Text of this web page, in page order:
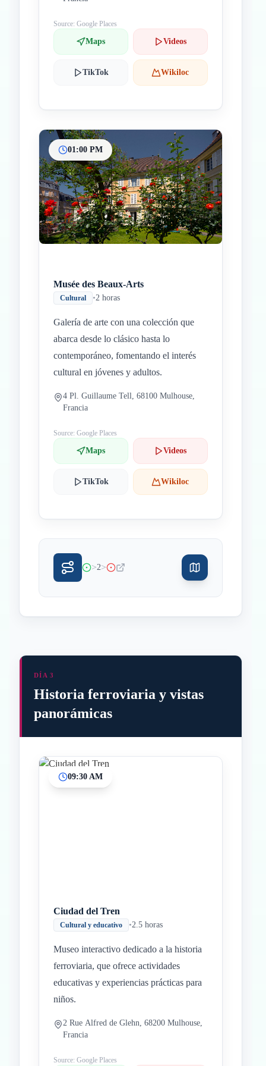
Source: Google Places
Maps Videos
TikTok Wikiloc
01:00 PM
Musée des Beaux-Arts
Cultural •2 horas
Galería de arte con una colección que
abarca desde lo clásico hasta lo
contemporáneo, fomentando el interés
cultural en jóvenes y adultos.
4 Pl. Guillaume Tell, 68100 Mulhouse,
Francia
Source: Google Places
Maps Videos
TikTok Wikiloc
>2>
DÍA 3
Historia ferroviaria y vistas
panorámicas
09:30 AM
Ciudad del Tren
Cultural y educativo •2.5 horas
Museo interactivo dedicado a la historia
ferroviaria, que ofrece actividades
educativas y experiencias prácticas para
niños.
2 Rue Alfred de Glehn, 68200 Mulhouse,
Francia
Source: Google Places